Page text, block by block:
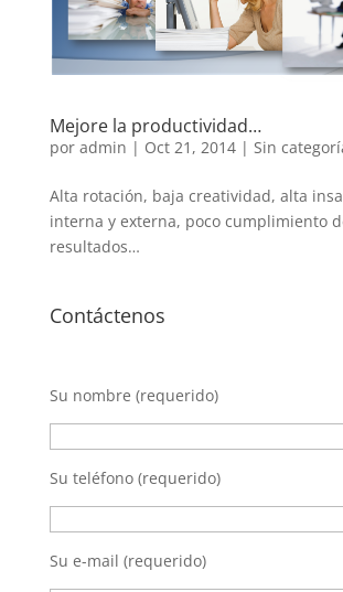
Mejore la productividad…
por admin | Oct 21, 2014| Sin
Alta rotación, baja creatividad, alta
interna y externa, poco cumplimiento
resultados…
Contáctenos
Su nombre (requerido)
Su teléfono (requerido)
Su e-mail (requerido)